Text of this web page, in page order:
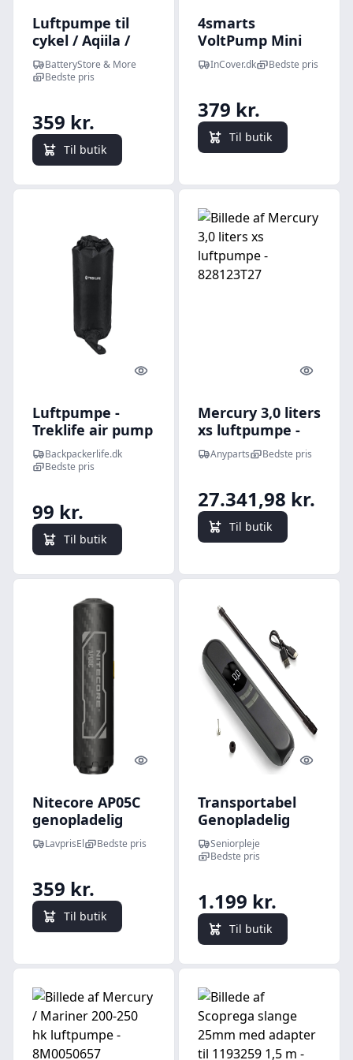
Luftpumpe til
cykel / Aqiila /
Bærbar
kompressor
BatteryStore & More
Bedste pris
359 kr.
Til butik
4smarts
VoltPump Mini
Luftpumpe til
Universal Brug -
InCover.dk Bedste pris
379 kr.
Til butik
Quick look
Luftpumpe -
Treklife air pump
bagBackpackerlife.dk
Bedste pris
99 kr.
Til butik
Quick
Mercury 3,0 liters
xs luftpumpe -
828123T27
Anyparts Bedste pris
27.341,98 kr.
Til butik
Quick look
Nitecore AP05C
genopladelig
luftpumpe
LavprisEl Bedste pris
359 kr.
Til butik
Quick
Transportabel
Genopladelig
Luftpumpe 10
Bar
Seniorpleje
Bedste pris
1.199 kr.
Til butik